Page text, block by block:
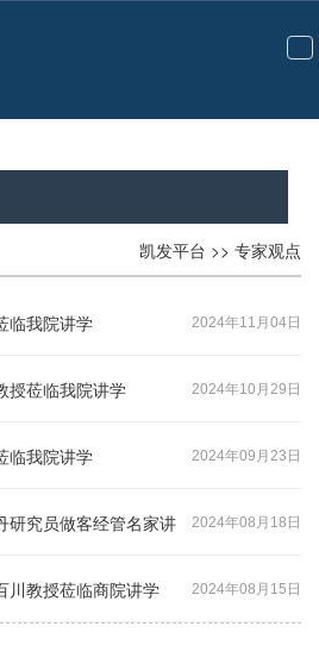
切
航
凯发平台 >> 专家观点
2024年11月04日
临我院讲学
2024年10月29日
授莅临我院讲学
2024年09月23日
临我院讲学
2024年08月18日
研究员做客经管名家讲
2024年08月15日
川教授莅临商院讲学